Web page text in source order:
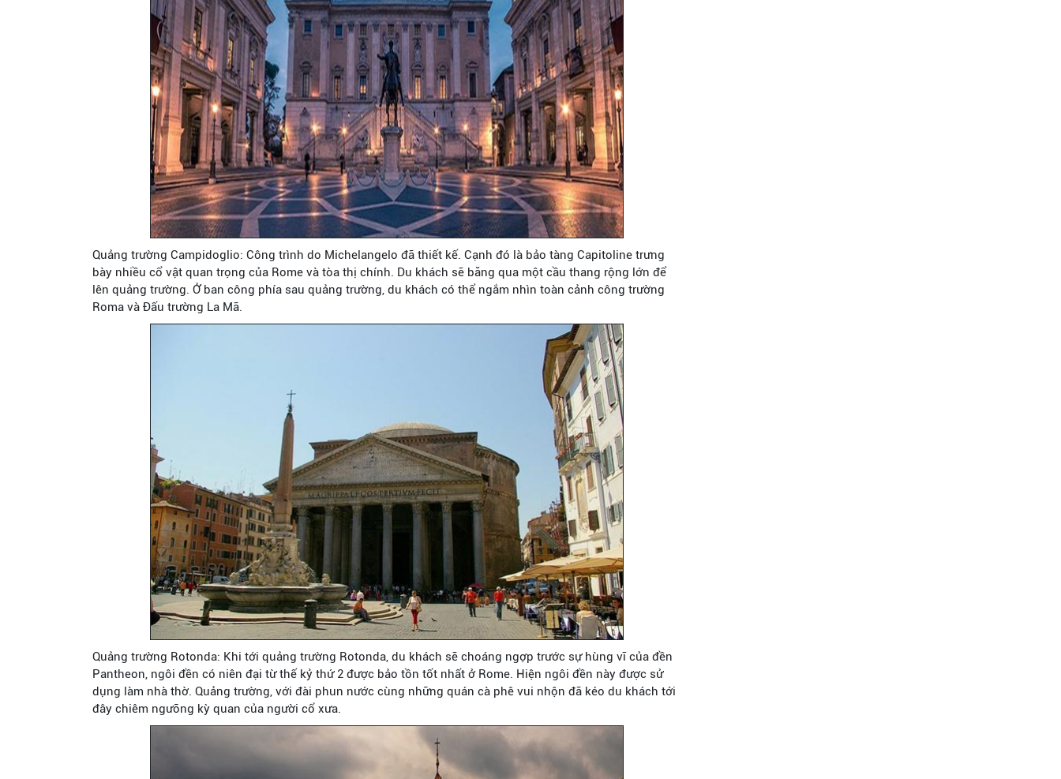
Quảng trường Campidoglio: Công trình do Michelangelo đã thiết kế. Cạnh đó là bảo tàng Capitoline trưng
bày nhiều cổ vật quan trọng của Rome và tòa thị chính. Du khách sẽ băng qua một cầu thang rộng lớn để
lên quảng trường. Ở ban công phía sau quảng trường, du khách có thể ngắm nhìn toàn cảnh công trường
Roma và Đấu trường La Mã.
Quảng trường Rotonda: Khi tới quảng trường Rotonda, du khách sẽ choáng ngợp trước sự hùng vĩ của đền
Pantheon, ngôi đền có niên đại từ thế kỷ thứ 2 được bảo tồn tốt nhất ở Rome. Hiện ngôi đền này được sử
dụng làm nhà thờ. Quảng trường, với đài phun nước cùng những quán cà phê vui nhộn đã kéo du khách tới
đây chiêm ngưỡng kỳ quan của người cổ xưa.